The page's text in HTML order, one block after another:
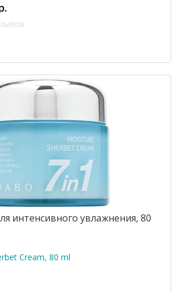
интенсивного увлажнения, 80
Cream, 80 ml